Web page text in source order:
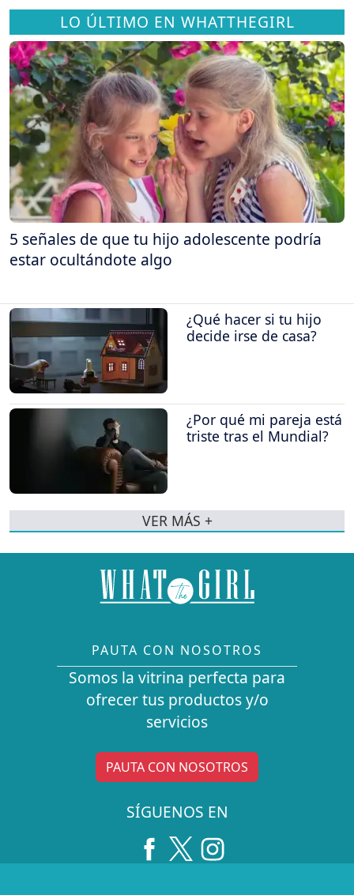
LO ÚLTIMO EN WHATTHEGIRL
5 señales de que tu hijo adolescente podría
estar ocultándote algo
¿Qué hacer si tu hijo
decide irse de casa?
¿Por qué mi pareja está
triste tras el Mundial?
VER MÁS +
PAUTA CON NOSOTROS
Somos la vitrina perfecta para
ofrecer tus productos y/o
servicios
PAUTA CON NOSOTROS
SÍGUENOS EN